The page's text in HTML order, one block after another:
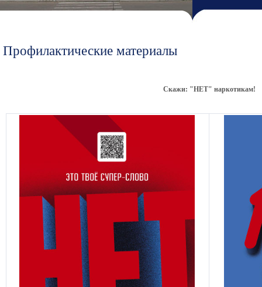
Профилактические материалы
Скажи: "НЕТ" наркотикам!